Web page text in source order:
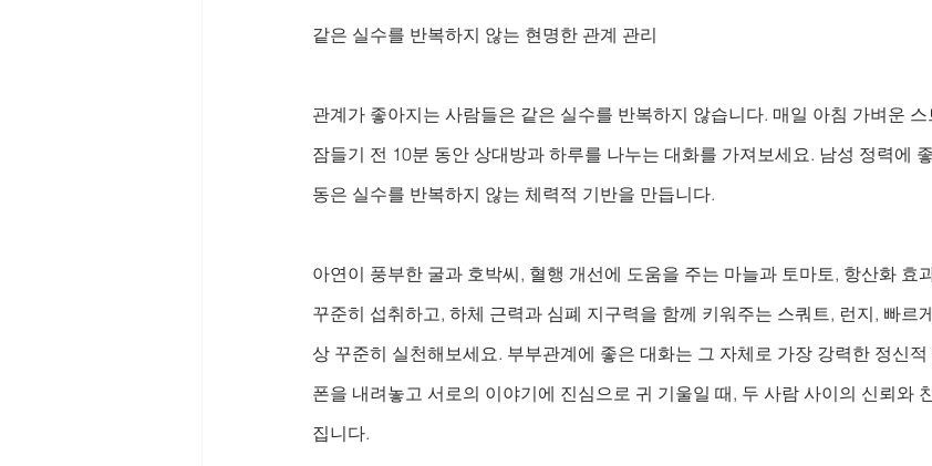
같은 실수를 반복하지 않는 현명한 관계 관리
관계가 좋아지는 사람들은 같은 실수를 반복하지 않습니다. 매일 아침 가벼운
잠들기 전 10분 동안 상대방과 하루를 나누는 대화를 가져보세요. 남성 정력에
동은 실수를 반복하지 않는 체력적 기반을 만듭니다.
아연이 풍부한 굴과 호박씨, 혈행 개선에 도움을 주는 마늘과 토마토, 항산화 효
꾸준히 섭취하고, 하체 근력과 심폐 지구력을 함께 키워주는 스쿼트, 런지, 빠르
상 꾸준히 실천해보세요. 부부관계에 좋은 대화는 그 자체로 가장 강력한 정신
폰을 내려놓고 서로의 이야기에 진심으로 귀 기울일 때, 두 사람 사이의 신뢰와
집니다.